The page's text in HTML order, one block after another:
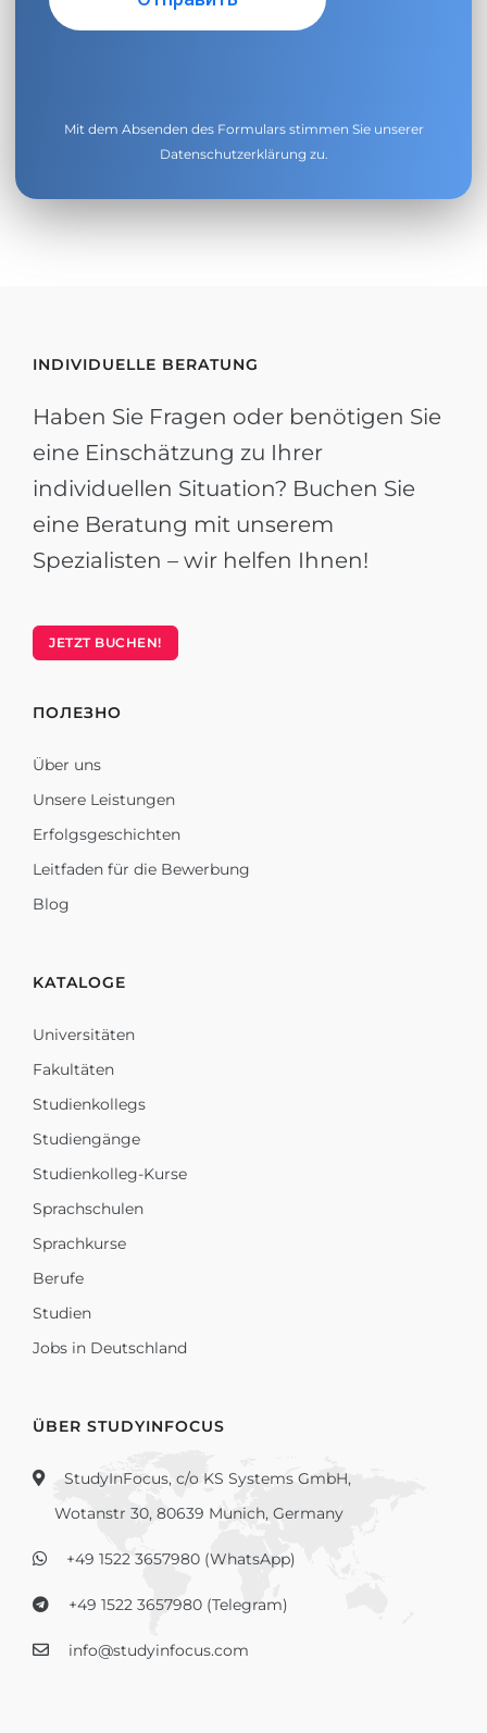
Mit dem Absenden des Formulars stimmen Sie unserer
Datenschutzerklärung zu.
INDIVIDUELLE BERATUNG
Haben Sie Fragen oder benötigen Sie
eine Einschätzung zu Ihrer
individuellen Situation? Buchen Sie
eine Beratung mit unserem
Spezialisten – wir helfen Ihnen!
JETZT BUCHEN!
ПОЛЕЗНО
Über uns
Unsere Leistungen
Erfolgsgeschichten
Leitfaden für die Bewerbung
Blog
KATALOGE
Universitäten
Fakultäten
Studienkollegs
Studiengänge
Studienkolleg-Kurse
Sprachschulen
Sprachkurse
Berufe
Studien
Jobs in Deutschland
ÜBER STUDYINFOCUS
StudyInFocus, c/o KS Systems GmbH,
Wotanstr 30, 80639 Munich, Germany
+49 1522 3657980 (WhatsApp)
+49 1522 3657980 (Telegram)
info@studyinfocus.com